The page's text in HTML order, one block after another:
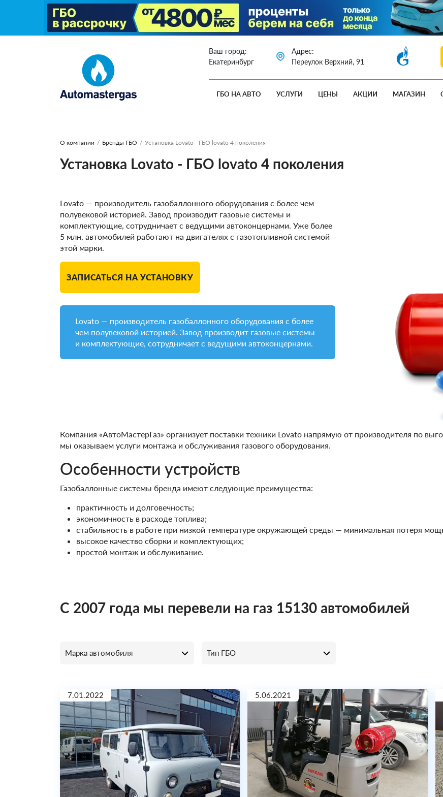
Ваш город:
Екатеринбург
Адрес:
Переулок Верхний, 91
ГБО НА АВТО УСЛУГИ ЦЕНЫ АКЦИИ МАГАЗИН
О компании / Бренды ГБО / Установка Lovato - ГБО lovato 4 поколения
Установка Lovato - ГБО lovato 4 поколения
Lovato — производитель газобаллонного оборудования с более чем
полувековой историей. Завод производит газовые системы и
комплектующие, сотрудничает с ведущими автоконцернами. Уже более
5 млн. автомобилей работают на двигателях с газотопливной системой
этой марки.
ЗАПИСАТЬСЯ НА УСТАНОВКУ
Lovato — производитель газобаллонного оборудования с более
чем полувековой историей. Завод производит газовые системы
и комплектующие, сотрудничает с ведущими автоконцернами.
Компания «АвтоМастерГаз» организует поставки техники Lovato напрямую от производителя по
мы оказываем услуги монтажа и обслуживания газового оборудования.
Особенности устройств
Газобаллонные системы бренда имеют следующие преимущества:
практичность и долговечность;
экономичность в расходе топлива;
стабильность в работе при низкой температуре окружающей среды — минимальная потеря
высокое качество сборки и комплектующих;
простой монтаж и обслуживание.
С 2007 года мы перевели на газ 15130 автомобилей
7.01.2022 5.06.2021